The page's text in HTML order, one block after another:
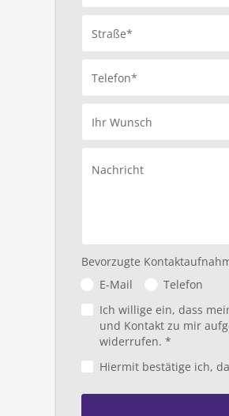
Straße*
Telefon*
Ihr Wunsch
Nachricht
Bevorzugte
E-Mail
Telefon
Ich willige ein, dass
und Kontakt zu mir
widerrufen. *
Hiermit bestätige ich,